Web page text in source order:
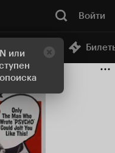
или
Войти
кинотеатр